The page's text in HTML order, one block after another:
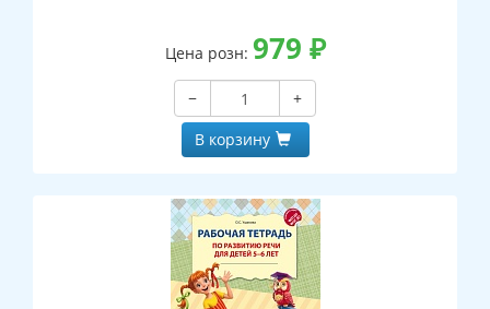
Цена розн: 979 ₽
−
+
В корзину